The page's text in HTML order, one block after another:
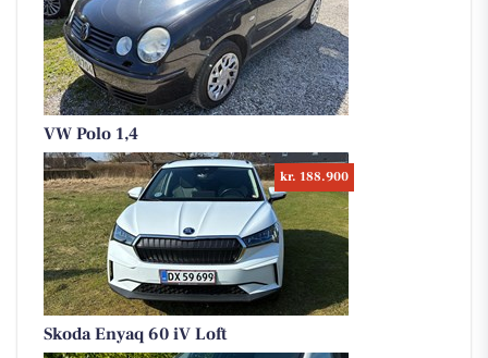
VW Polo 1,4
kr. 188.900
Skoda Enyaq 60 iV Loft